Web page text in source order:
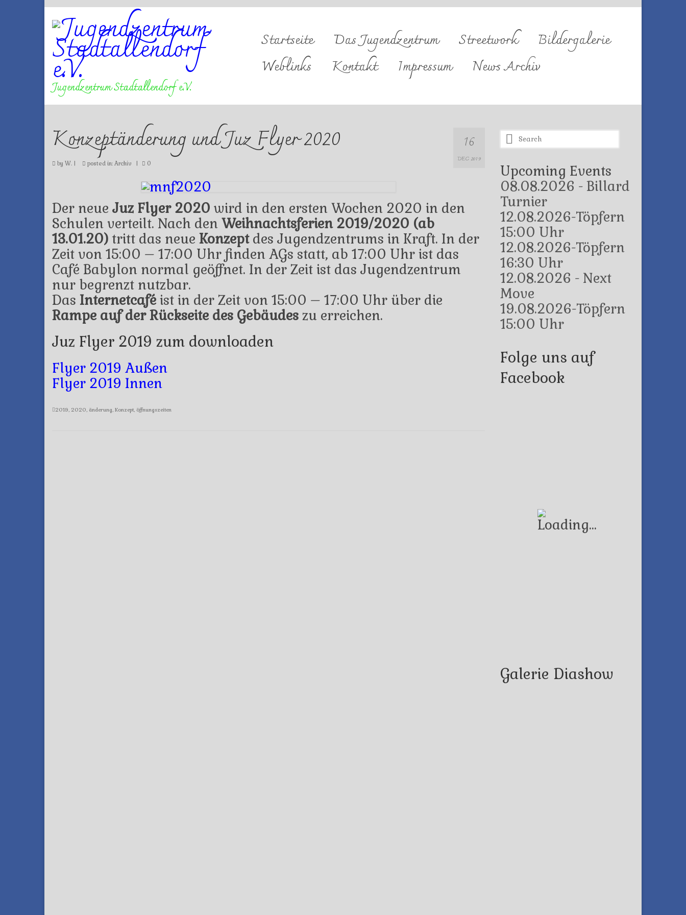
Jugendzentrum Stadtallendorf e.V.
Startseite Das Jugendzentrum Streetwork
Bildergalerie
Weblinks
Kontakt Impressum News Archiv
16
DEC 2019
Konzeptänderung und Juz Flyer 2020
by W. posted in: Archiv 0
Der neue Juz Flyer 2020 wird in den ersten Wochen 2020 in den
Schulen verteilt. Nach den Weihnachtsferien 2019/2020 (ab
13.01.20) tritt das neue Konzeptdes Jugendzentrums in Kraft. In der
Zeit von 15:00 – 17:00 Uhr finden AGs statt, ab 17:00 Uhr ist das
Café Babylon normal geöffnet. In der Zeit ist das Jugendzentrum
nur begrenzt nutzbar.
Das Internetcafé ist in der Zeit von 15:00 – 17:00 Uhr über die
Rampe auf der Rückseite des Gebäudes zu erreichen.
Juz Flyer 2019 zum downloaden
Flyer 2019 Außen
Flyer 2019 Innen
2019, 2020, änderung, Konzept, öffnungszeiten
Search
for:
Upcoming Events
08.08.2026 - Billard
Turnier
12.08.2026-Töpfern
15:00 Uhr
12.08.2026-Töpfern
16:30 Uhr
12.08.2026 - Next
Move
19.08.2026-Töpfern
15:00 Uhr
Folge uns auf
Facebook
Galerie Diashow